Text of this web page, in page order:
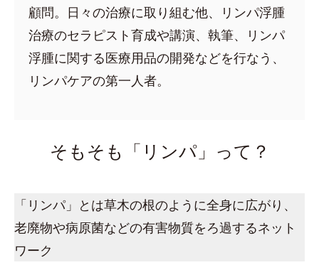
顧問。日々の治療に取り組む他、リンパ浮腫
治療のセラピスト育成や講演、執筆、リンパ
浮腫に関する医療用品の開発などを行なう、
リンパケアの第一人者。
そもそも「リンパ」って？
「リンパ」とは草木の根のように全身に広がり、
老廃物や病原菌などの有害物質をろ過するネット
ワーク